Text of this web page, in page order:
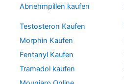
Abnehmpillen kaufen
Testosteron Kaufen
Morphin Kaufen
Fentanyl Kaufen
Tramadol kaufen